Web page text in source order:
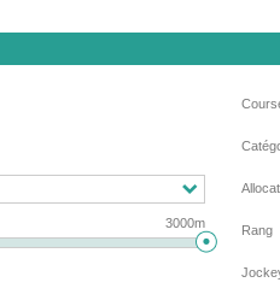
3000m Rang